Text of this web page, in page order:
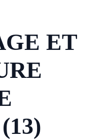
ET